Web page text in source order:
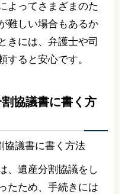
よってさまざまのた
難しい場合もあるか
きには、弁護士や司
すると安心です。
協議書に書く方
、遺産分割協議をし
たため、手続きには